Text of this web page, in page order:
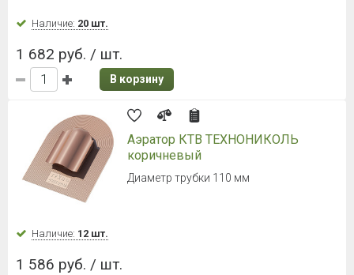
Наличие: 20 шт.
1 682 руб. / шт.
В корзину
Аэратор КТВ ТЕХНОНИКОЛЬ
коричневый
Диаметр трубки 110 мм
Наличие: 12 шт.
1 586 руб. / шт.